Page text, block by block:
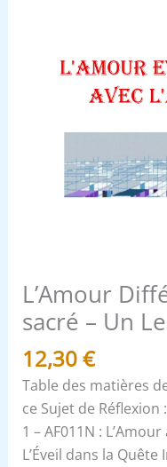
L’Amour
sacré – Un
12,30€
Table des matières
ce Sujet de Réflexion :
1 – AF011N : L’Amour
L’Éveil dans la